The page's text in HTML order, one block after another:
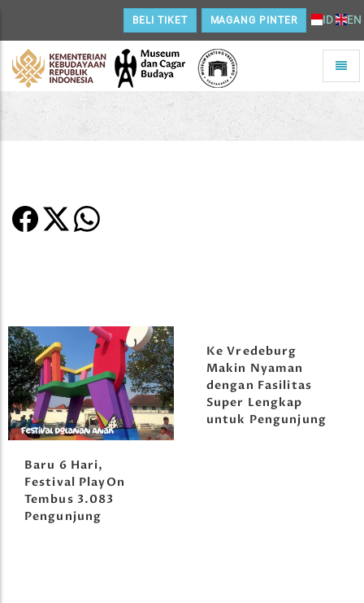
BELI TIKET MAGANG PINTER ID EN
Home
Toggle
Baru 6 Hari,
Festival PlayOn
Tembus 3.083
Pengunjung
Ke Vredeburg
Makin Nyaman
dengan Fasilitas
Super Lengkap
untuk Pengunjung